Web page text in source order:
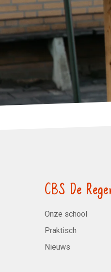
CBS De
Onze school
Praktisch
Nieuws